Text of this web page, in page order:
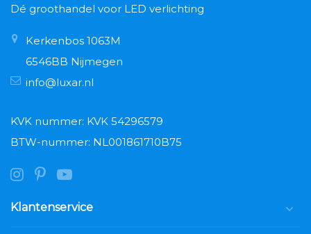
Dé groothandel voor LED verlichting
Kerkenbos 1063M
6546BB Nijmegen
info@luxar.nl
KVK nummer: KVK 54296579
BTW-nummer: NL001861710B75
Klantenservice